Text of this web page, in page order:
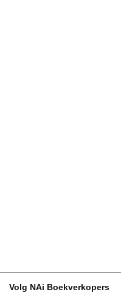
Volg NAi Boekverkopers